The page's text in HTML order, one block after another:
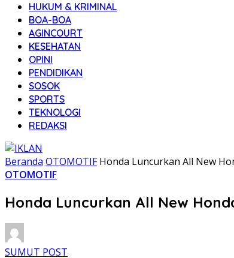
HUKUM & KRIMINAL
BOA-BOA
AGINCOURT
KESEHATAN
OPINI
PENDIDIKAN
SOSOK
SPORTS
TEKNOLOGI
REDAKSI
Beranda OTOMOTIF Honda Luncurkan All New
OTOMOTIF
Honda Luncurkan All New
SUMUT POST